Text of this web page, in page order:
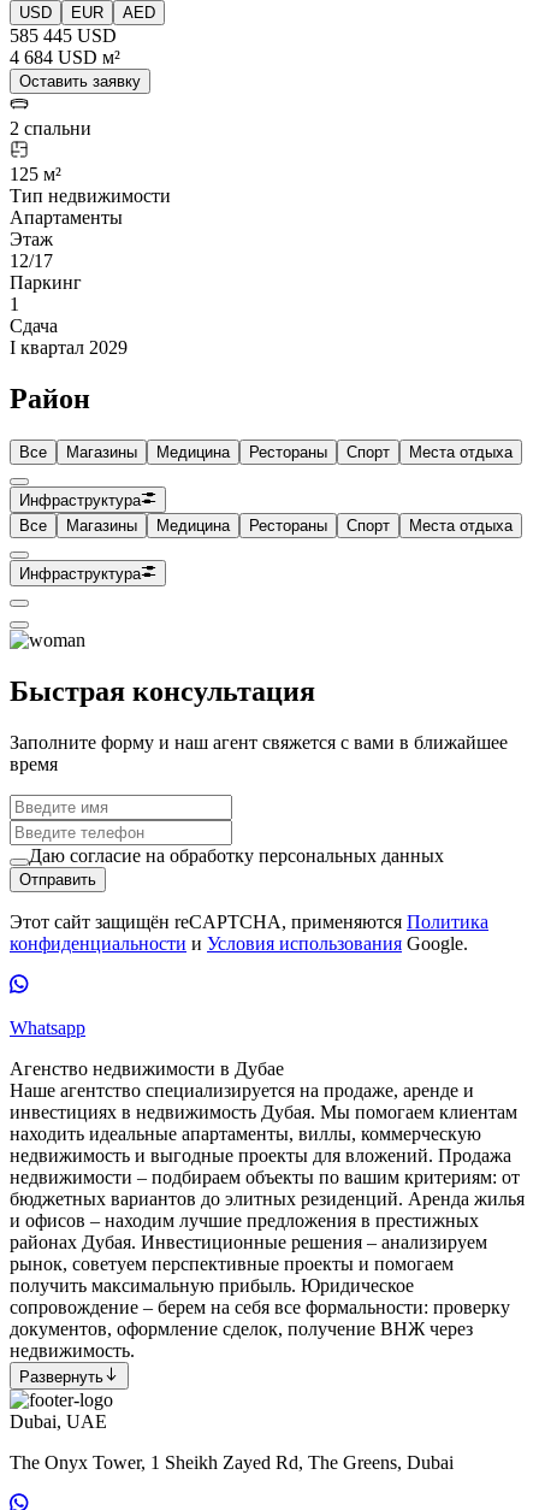
USD EUR AED
585 445 USD
4 684 USD м²
Оставить заявку
2 спальни
125 м²
Тип недвижимости
Апартаменты
Этаж
12/17
Паркинг
1
Сдача
I квартал 2029
Район
Все Магазины Медицина Рестораны Спорт Места отдыха
Инфраструктура
Все
Магазины Медицина Рестораны Спорт Места отдыха
Инфраструктура
Быстрая консультация
Заполните форму и наш агент свяжется с вами в ближайшее
время
Даю согласие на обработку персональных данных
Отправить
Этот сайт защищён reCAPTCHA, применяются Политика
конфиденциальности и Условия использования Google.
Whatsapp
Агенство недвижимости в Дубае
Наше агентство специализируется на продаже, аренде и
инвестициях в недвижимость Дубая. Мы помогаем клиентам
находить идеальные апартаменты, виллы, коммерческую
недвижимость и выгодные проекты для вложений. Продажа
недвижимости – подбираем объекты по вашим критериям: от
бюджетных вариантов до элитных резиденций. Аренда жилья
и офисов – находим лучшие предложения в престижных
районах Дубая. Инвестиционные решения – анализируем
рынок, советуем перспективные проекты и помогаем
получить максимальную прибыль. Юридическое
сопровождение – берем на себя все формальности: проверку
документов, оформление сделок, получение ВНЖ через
недвижимость.
Развернуть
Dubai, UAE
The Onyx Tower, 1 Sheikh Zayed Rd, The Greens, Dubai